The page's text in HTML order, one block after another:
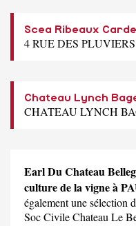
Scea Ribeaux
4 RUE DES
Chateau Lynch
CHATEAU LYNCH
Earl Du Chateau
culture de la vigne à
également une
Soc Civile Chateau Le